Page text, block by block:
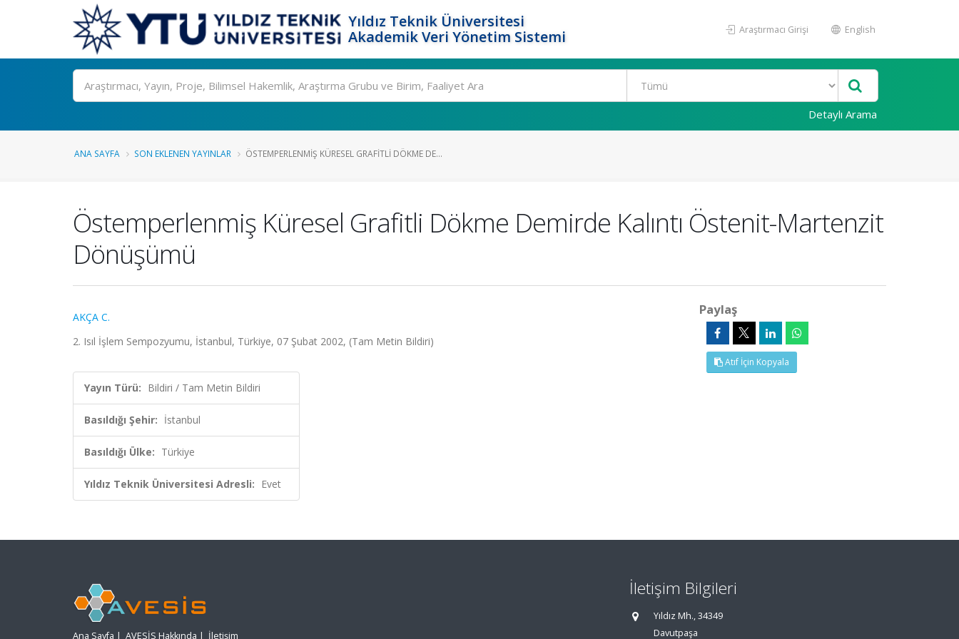
Yıldız Teknik Üniversitesi
Akademik Veri Yönetim Sistemi
Araştırmacı Girişi English
Ara
Detaylı Arama
ANA SAYFA SON EKLENEN YAYINLAR ÖSTEMPERLENMIŞ KÜRESEL GRAFITLI DÖKME DE...
Östemperlenmiş Küresel Grafitli Dökme Demirde Kalıntı Östenit-Martenzit
Dönüşümü
AKÇA C.
2. Isıl İşlem Sempozyumu, İstanbul, Türkiye, 07 Şubat 2002, (Tam Metin Bildiri)
Yayın Türü: Bildiri / Tam Metin Bildiri
Basıldığı Şehir: İstanbul
Basıldığı Ülke: Türkiye
Yıldız Teknik Üniversitesi Adresli: Evet
Paylaş
Atıf İçin Kopyala
Ana Sayfa | AVESİS Hakkında | İletişim
İletişim Bilgileri
Yıldız Mh., 34349
Davutpaşa